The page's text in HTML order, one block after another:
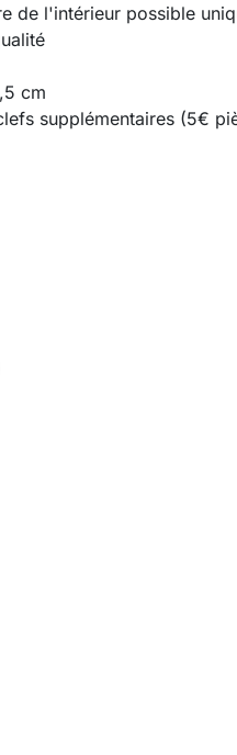
de l'intérieur possible
cm
supplémentaires (5€